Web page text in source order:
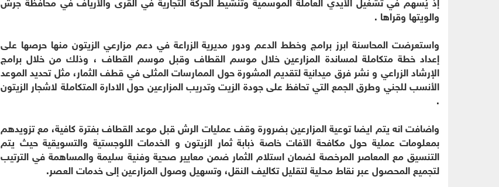
والويتها وقراها .
واستعرضت المحاسنة ابرز برامج وخطط الدعم ودور مديرية الزراعة في دعم مزارعي الزيتون منها حرصها على
إعداد خطة متكاملة لمساندة المزارعين خلال موسم القطاف وقبل موسم القطاف ، وذلك من خلال برامج
الإرشاد الزراعي و نشر فرق ميدانية لتقديم المشورة حول الممارسات المثلى في قطف الثمار، مثل تحديد الموعد
الأنسب للجني وطرق الجمع التي تحافظ على جودة الزيت وتدريب المزارعين حول الادارة المتكاملة لاشجار الزيتون
.
واضافت انه يتم ايضا توعية المزارعين بضرورة وقف عمليات الرش قبل موعد القطاف بفترة كافية، مع تزويدهم
بمعلومات عملية حول مكافحة الآفات خاصة ذبابة ثمار الزيتون و الخدمات اللوجستية والتسويقية حيث يتم
التنسيق مع المعاصر المرخصة لضمان استلام الثمار ضمن معايير صحية وفنية سليمة والمساهمة في الترتيب
لتجميع المحصول عبر نقاط محلية لتقليل تكاليف النقل، وتسهيل وصول المزارعين إلى خدمات العصر.